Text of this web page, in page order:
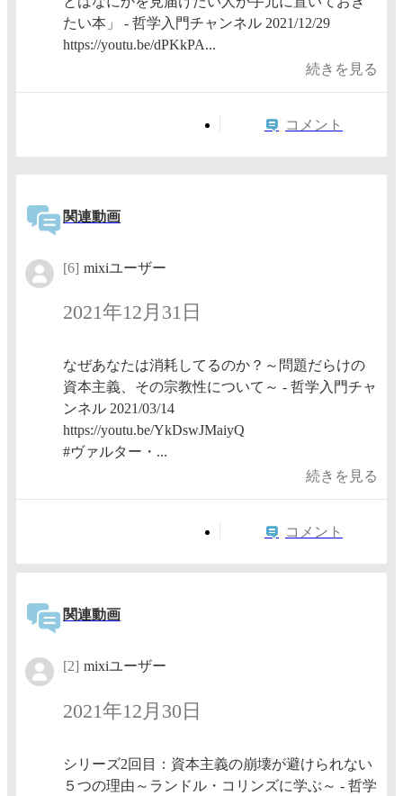
たい本」 - 哲学入門チャンネル 2021/12/29
https://youtu.be/dPKkPA...
続きを見る
コメント
関連動画
[6] mixiユーザー
2021年12月31日
なぜあなたは消耗してるのか？～問題だらけの
資本主義、その宗教性について～ - 哲学入門チャ
ンネル 2021/03/14
https://youtu.be/YkDswJMaiyQ
#ヴァルター・...
続きを見る
コメント
関連動画
[2] mixiユーザー
2021年12月30日
シリーズ2回目：資本主義の崩壊が避けられない
５つの理由～ランドル・コリンズに学ぶ～ - 哲学